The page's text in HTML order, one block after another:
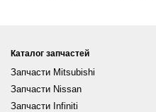
Каталог запчастей
Запчасти Mitsubishi
Запчасти Nissan
Запчасти Infiniti